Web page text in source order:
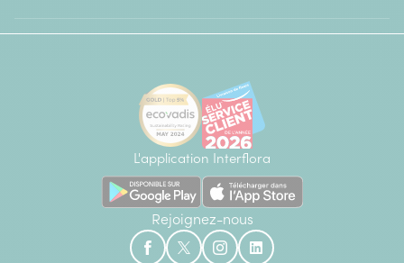
L'application Interflora
Rejoignez-nous